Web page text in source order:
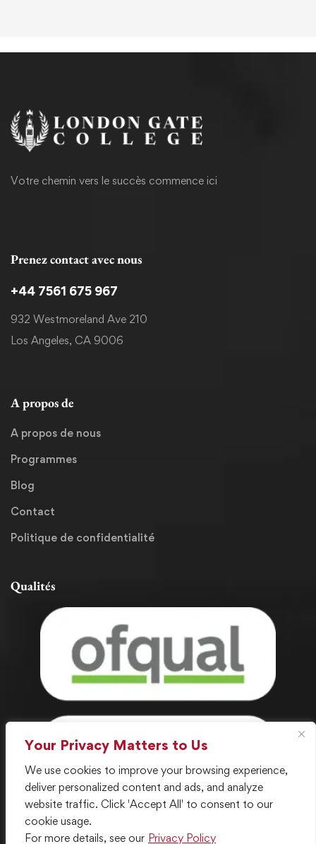
Your Privacy Matters to Us
We use cookies to improve your browsing experience,
deliver personalized content and ads, and analyze
website traffic. Click 'Accept All' to consent to our
cookie usage.
For more details, see our Privacy Policy
Votre chemin vers le succès commence ici
Prenez contact avec nous
+44 7561 675 967
932 Westmoreland Ave 210
Los Angeles, CA 9006
A propos de
A propos de nous
Programmes
Blog
Contact
Politique de confidentialité
Qualités